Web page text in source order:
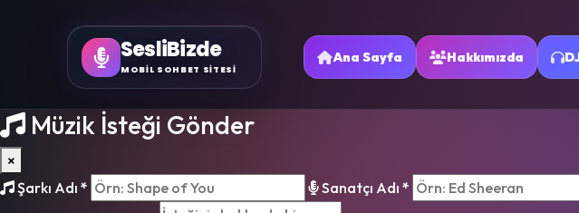
SesliBizde
MOBİL SOHBET SİTESİ
Ana Sayfa Hakkımızda
Müzik İsteği Gönder
×
Şarkı Adı * Sanatçı Adı *